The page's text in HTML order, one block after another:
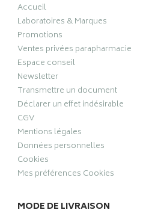
Accueil
Laboratoires & Marques
Promotions
Ventes privées parapharmacie
Espace conseil
Newsletter
Transmettre un document
Déclarer un effet indésirable
CGV
Mentions légales
Données personnelles
Cookies
Mes préférences Cookies
MODE DE LIVRAISON